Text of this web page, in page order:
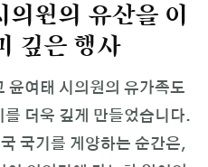
원의 유산을 이
깊은 행사
윤여태 시의원의 유가족도
더욱 깊게 만들었습니다.
국기를 게양하는 순간은,